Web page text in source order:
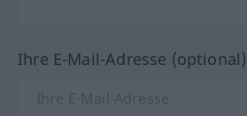
Ihre E-Mail-Adresse (optional)